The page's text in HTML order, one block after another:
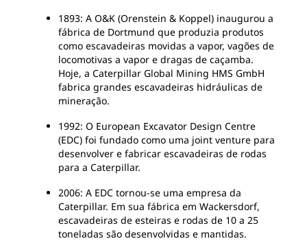
1893: A O&K (Orenstein & Koppel) inaugurou a
fábrica de Dortmund que produzia produtos
como escavadeiras movidas a vapor, vagões de
locomotivas a vapor e dragas de caçamba.
Hoje, a Caterpillar Global Mining HMS GmbH
fabrica grandes escavadeiras hidráulicas de
mineração.
1992: O European Excavator Design Centre
(EDC) foi fundado como uma joint venture para
desenvolver e fabricar escavadeiras de rodas
para a Caterpillar.
2006: A EDC tornou-se uma empresa da
Caterpillar. Em sua fábrica em Wackersdorf,
escavadeiras de esteiras e rodas de 10 a 25
toneladas são desenvolvidas e mantidas.